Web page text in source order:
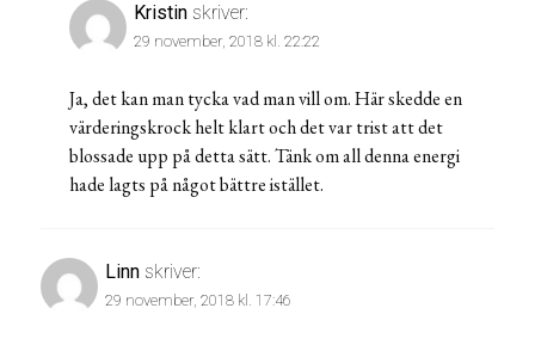
Kristin skriver:
29 november, 2018 kl. 22:22
Ja, det kan man tycka vad man vill om. Här skedde en
värderingskrock helt klart och det var trist att det
blossade upp på detta sätt. Tänk om all denna energi
hade lagts på något bättre istället.
Linn skriver:
29 november, 2018 kl. 17:46